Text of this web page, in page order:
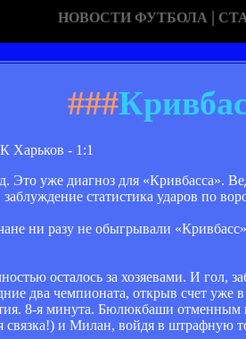
НОВОСТИ ФУТБОЛА |
###
Это уже диагноз для «Кривбасса».
статистика ударов по
ни разу не обыгрывали
осталось за хозяевами. И
два чемпионата, открыв счет уже
8-я минута. Бюлюкбаши отменным
связка!) и Милан, войдя в